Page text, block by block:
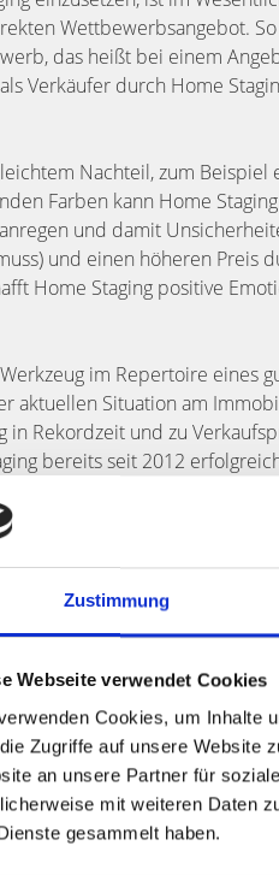
Zustimmung
Webseite verwendet Cookies
Cookies, um Inhalte
Zugriffe auf unsere Website
an unsere Partner für
mit weiteren Daten
gesammelt haben.
Wettbewerbsangebot.
das heißt bei einem
Verkäufer durch Home
Nachteil, zum
Farben kann Home
und damit
und einen höheren Preis
Home Staging positive
im Repertoire eines
aktuellen Situation am
in Rekordzeit und zu
bereits seit 2012
vorzeigen.
Sie Ihre Immobilie
Was ist Ihre
Jetzt Bewertung selbst
✔ Bericht in wenigen
✔ Kauf- und Mietpreis